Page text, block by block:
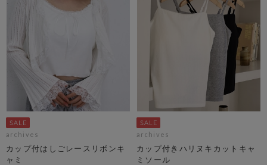
archives
カップ付はしごレースリボンキ
ャミ
archives
カップ付きハリヌキカットキャ
ミソール